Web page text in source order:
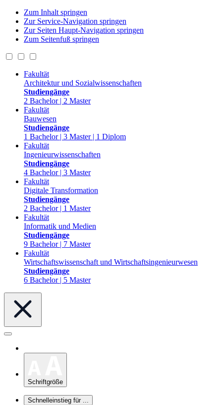
Zum Inhalt springen
Zur Service-Navigation springen
Zur Seiten Haupt-Navigation springen
Zum Seitenfuß springen
Fakultät
Architektur und Sozialwissenschaften
Studiengänge
2 Bachelor | 2 Master
Fakultät
Bauwesen
Studiengänge
1 Bachelor | 3 Master | 1 Diplom
Fakultät
Ingenieurwissenschaften
Studiengänge
4 Bachelor | 3 Master
Fakultät
Digitale Transformation
Studiengänge
2 Bachelor | 1 Master
Fakultät
Informatik und Medien
Studiengänge
9 Bachelor | 7 Master
Fakultät
Wirtschaftswissenschaft und Wirtschaftsingenieurwesen
Studiengänge
6 Bachelor | 5 Master
Schriftgröße
Schnelleinstieg für ...